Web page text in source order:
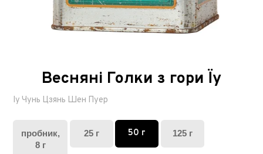
Весняні Голки з гори Їу
Іу Чунь Цзянь Шен Пуер
пробник,
8 г
25 г 50 г 125 г